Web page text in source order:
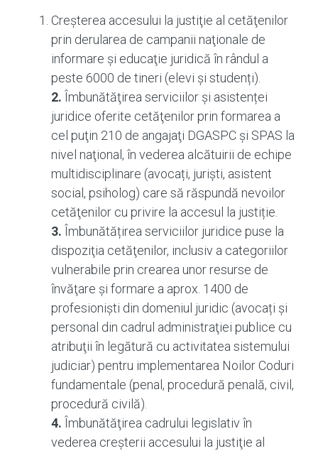
Creșterea accesului la justiţie al cetăţenilor
prin derularea de campanii naţionale de
informare și educaţie juridică în rândul a
peste 6000 de tineri (elevi și studenți).
2. Îmbunătăţirea serviciilor și asistenței
juridice oferite cetăţenilor prin formarea a
cel puţin 210 de angajaţi DGASPC și SPAS la
nivel naţional, în vederea alcătuirii de echipe
multidisciplinare (avocați, jurişti, asistent
social, psiholog) care să răspundă nevoilor
cetăţenilor cu privire la accesul la justiție.
3. Îmbunătățirea serviciilor juridice puse la
dispoziţia cetăţenilor, inclusiv a categoriilor
vulnerabile prin crearea unor resurse de
învăţare și formare a aprox. 1400 de
profesionişti din domeniul juridic (avocați și
personal din cadrul administraţiei publice cu
atribuţii în legătură cu activitatea sistemului
judiciar) pentru implementarea Noilor Coduri
fundamentale (penal, procedură penală, civil,
procedură civilă).
4. Îmbunătăţirea cadrului legislativ în
vederea creşterii accesului la justiţie al